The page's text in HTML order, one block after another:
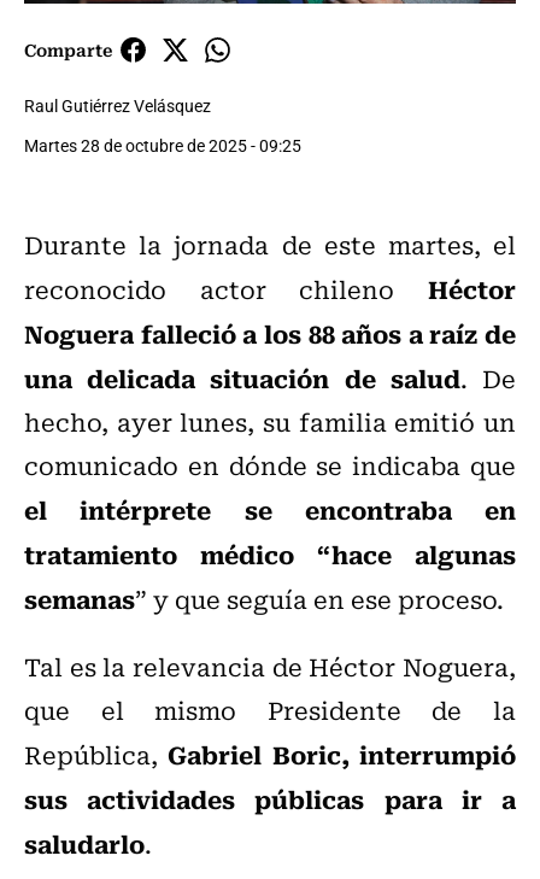
Comparte
Raul Gutiérrez Velásquez
Martes 28 de octubre de 2025 - 09:25
Durante la jornada de este martes, el
reconocido actor chileno Héctor
Noguera falleció a los 88 años a raíz de
una delicada situación de salud. De
hecho, ayer lunes, su familia emitió un
comunicado en dónde se indicaba que
el intérprete se encontraba en
tratamiento médico “hace algunas
semanas” y que seguía en ese proceso.
Tal es la relevancia de Héctor Noguera,
que el mismo Presidente de la
República,Gabriel Boric, interrumpió
sus actividades públicas para ir a
saludarlo.